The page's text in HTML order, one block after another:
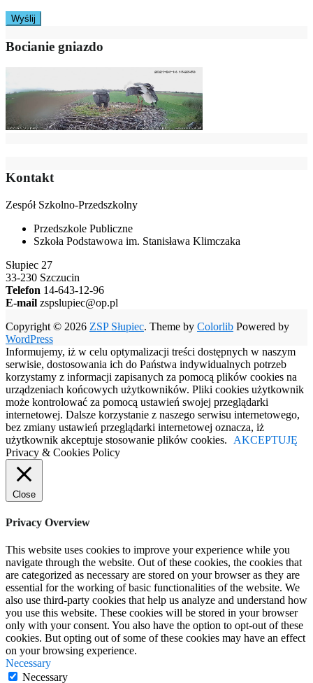
Bocianie gniazdo
Kontakt
Zespół Szkolno-Przedszkolny
Przedszkole Publiczne
Szkoła Podstawowa im. Stanisława Klimczaka
Słupiec 27
33-230 Szczucin
Telefon 14-643-12-96
E-mail zspslupiec@op.pl
Copyright © 2026 ZSP Słupiec. Theme by Colorlib Powered by
WordPress
Informujemy, iż w celu optymalizacji treści dostępnych w naszym
serwisie, dostosowania ich do Państwa indywidualnych potrzeb
korzystamy z informacji zapisanych za pomocą plików cookies na
urządzeniach końcowych użytkowników. Pliki cookies użytkownik
może kontrolować za pomocą ustawień swojej przeglądarki
internetowej. Dalsze korzystanie z naszego serwisu internetowego,
bez zmiany ustawień przeglądarki internetowej oznacza, iż
użytkownik akceptuje stosowanie plików cookies.
AKCEPTUJĘ
Privacy & Cookies Policy
Close
Privacy Overview
This website uses cookies to improve your experience while you
navigate through the website. Out of these cookies, the cookies that
are categorized as necessary are stored on your browser as they are
essential for the working of basic functionalities of the website. We
also use third-party cookies that help us analyze and understand how
you use this website. These cookies will be stored in your browser
only with your consent. You also have the option to opt-out of these
cookies. But opting out of some of these cookies may have an effect
on your browsing experience.
Necessary
Necessary